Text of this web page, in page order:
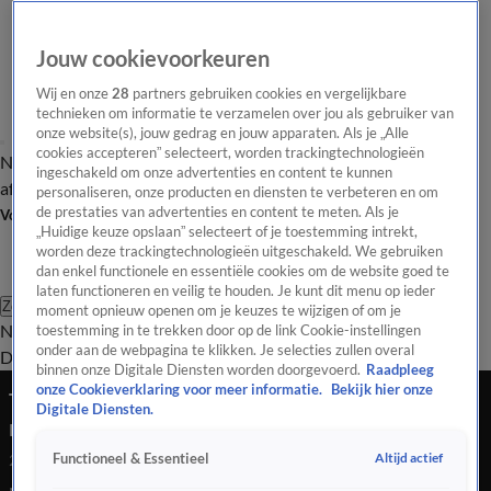
Nieuws van de DagOpinie van de Dag Onze categorieën Laatste
afleveringVideo's Nieuws van de Dag Podcast
Volg Nieuws van de Dag
Zoeken
Nieuws van de DagOpinie van de
Dag
Video'sUitzendingen PodcastPanelContact
Terugblik: zo verliepen de eerste vier maanden
met Rob Jetten als minister-president
2 juli 2026, 18:38
Jouw cookievoorkeuren
Wij en onze28 partners gebruiken cookies en vergelijkbare
technieken om informatie te verzamelen over jou als gebruiker van
onze website(s), jouw gedrag en jouw apparaten. Als je „Alle
cookies accepteren” selecteert, worden trackingtechnologieën
ingeschakeld om onze advertenties en content te kunnen
personaliseren, onze producten en diensten te verbeteren en om
de prestaties van advertenties en content te meten. Als je
„Huidige keuze opslaan” selecteert of je toestemming intrekt,
worden deze trackingtechnologieën uitgeschakeld. We gebruiken
dan enkel functionele en essentiële cookies om de website goed te
laten functioneren en veilig te houden. Je kunt dit menu op ieder
moment opnieuw openen om je keuzes te wijzigen of om je
toestemming in te trekken door op de link Cookie-instellingen
onder aan de webpagina te klikken. Je selecties zullen overal
binnen onze Digitale Diensten worden doorgevoerd. Raadpleeg
onze Cookieverklaring voor meer informatie.
Bekijk hier onze
Digitale Diensten.
Functioneel & Essentieel Altijd actief